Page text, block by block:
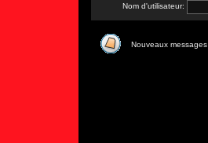
Nom d'utilisateur:
Nouveaux messages